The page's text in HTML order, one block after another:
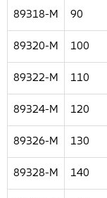
89318-M 90
89320-M 100
89322-M 110
89324-M 120
89326-M 130
89328-M 140